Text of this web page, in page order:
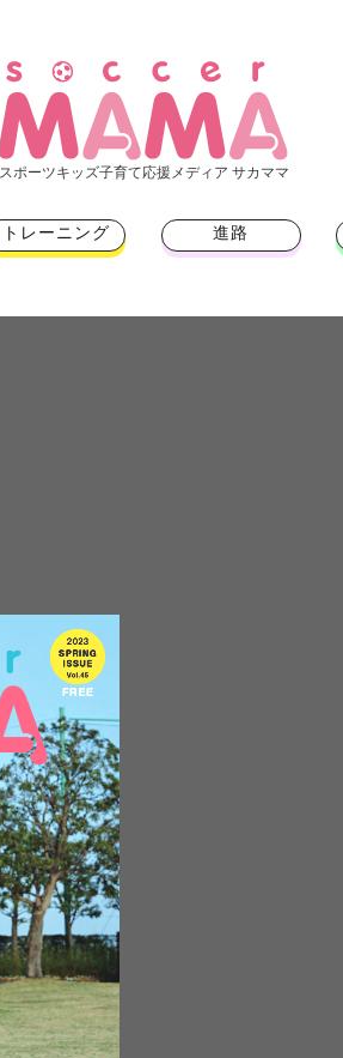
スポーツキッズ子育て応援メディア サカママ
トレーニング 進路
FREE
Vol.45
2023
SPRING
ISSUE